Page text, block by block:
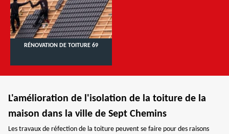
RÉNOVATION DE TOITURE 69
L'amélioration de l'isolation de la toiture de la
maison dans la ville de Sept Chemins
Les travaux de réfection de la toiture peuvent se faire pour des raisons